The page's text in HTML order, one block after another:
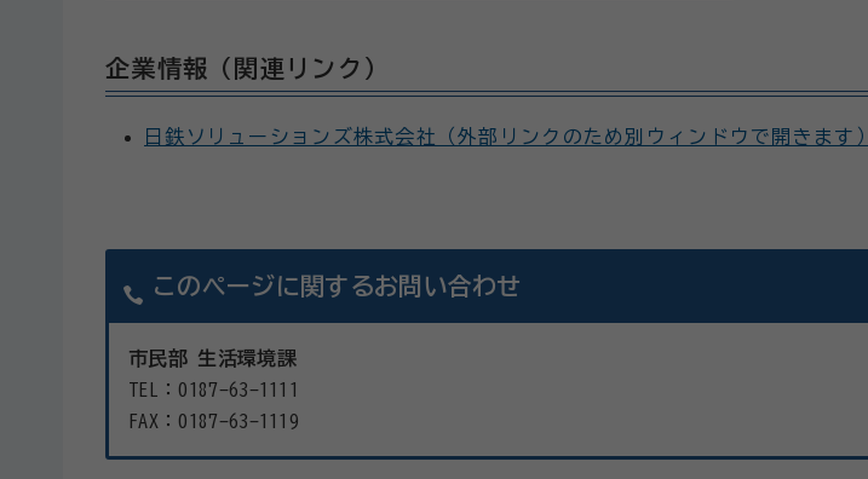
企業情報（関連リンク）
日鉄ソリューションズ株式会社（外部リンクのため別ウィンドウで開きます）
このページに関するお問い合わせ
市民部 生活環境課
TEL：0187-63-1111
FAX：0187-63-1119